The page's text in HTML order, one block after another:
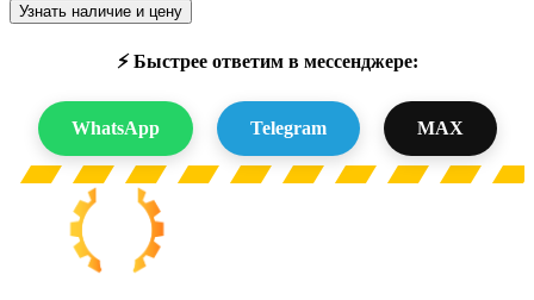
Узнать наличие и цену
⚡ Быстрее ответим в мессенджере:
WhatsApp Telegram MAX